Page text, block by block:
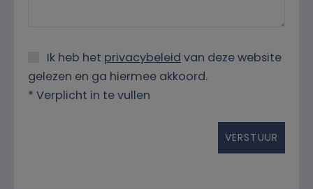
Ik heb het privacybeleid van deze website
gelezen en ga hiermee akkoord.
* Verplicht in te vullen